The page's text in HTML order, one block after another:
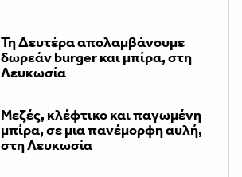
Τη Δευτέρα απολαμβάνουμε
δωρεάν burger και μπίρα, στη
Λευκωσία
Μεζές, κλέφτικο και παγωμένη
μπίρα, σε μια πανέμορφη αυλή,
στη Λευκωσία